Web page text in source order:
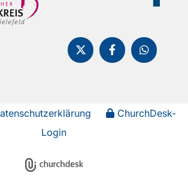
ChurchDesk-
Login